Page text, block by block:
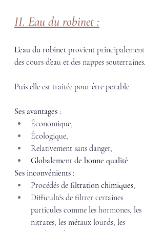
II. Eau du robinet :
L'eau du robinet provient principalement
des cours d’eau et des nappes souterraines.
Puis elle est traitée pour être potable.
Ses avantages :
Économique,
Écologique,
Relativement sans danger,
Globalement de bonne qualité.
Ses inconvénients :
Procédés de filtration chimiques,
Difficultés de filtrer certaines
particules comme les hormones, les
nitrates, les métaux lourds, les